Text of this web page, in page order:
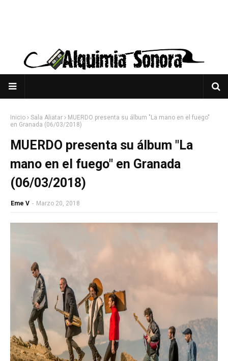
Inicio Sala Aliatar
MUERDO presenta su álbum "La mano en el fuego"
en Granada (06/03/2018)
MUERDO presenta su álbum "La
mano en el fuego" en Granada
(06/03/2018)
Eme V - Marzo 20, 2018